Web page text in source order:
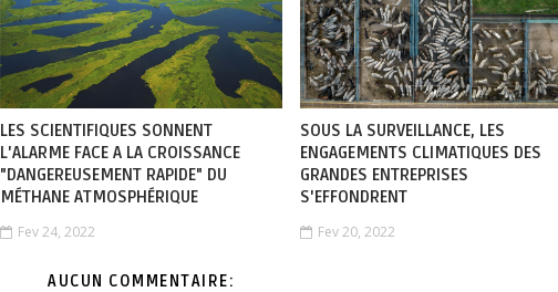
LES SCIENTIFIQUES SONNENT
L'ALARME FACE A LA CROISSANCE
"DANGEREUSEMENT RAPIDE" DU
MÉTHANE ATMOSPHÉRIQUE
Fev 24, 2022
SOUS LA SURVEILLANCE, LES
ENGAGEMENTS CLIMATIQUES DES
GRANDES ENTREPRISES
S'EFFONDRENT
Fev 20, 2022
AUCUN COMMENTAIRE: